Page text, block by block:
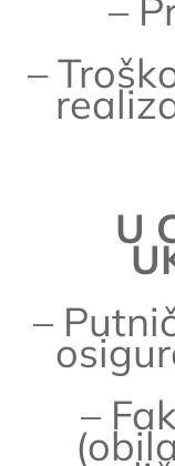
–
–
U
–
–